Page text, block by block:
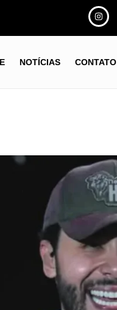
NOTÍCIAS CONTATO